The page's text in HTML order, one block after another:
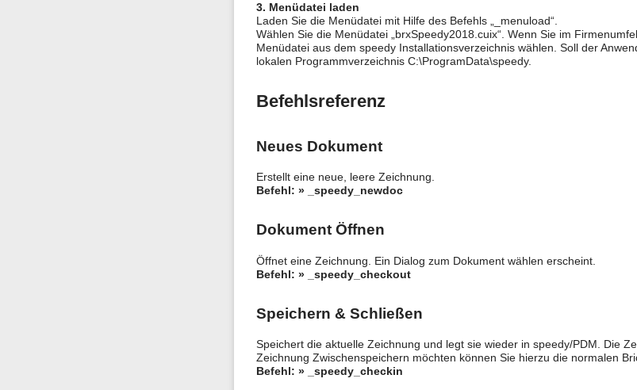
3. Menüdatei laden
Laden Sie die Menüdatei mit Hilfe des Befehls „_menuload“.
Wählen Sie die Menüdatei „brxSpeedy2018.cuix“. Wenn Sie im
Menüdatei aus dem speedy Installationsverzeichnis wählen. Soll der
lokalen Programmverzeichnis C:\ProgramData\speedy.
Befehlsreferenz
Neues Dokument
Erstellt eine neue, leere Zeichnung.
Befehl: » _speedy_newdoc
Dokument Öffnen
Öffnet eine Zeichnung. Ein Dialog zum Dokument wählen erscheint.
Befehl: » _speedy_checkout
Speichern & Schließen
Speichert die aktuelle Zeichnung und legt sie wieder in speedy/PDM. Die
Zeichnung Zwischenspeichern möchten können Sie hierzu die normalen
Befehl: » _speedy_checkin